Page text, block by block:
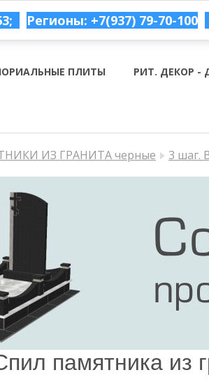
Регионы: +7(937) 79-70-100
ПЛИТЫ РИТ. ДЕКОР -
ИЗ ГРАНИТА черные 3 шаг.
памятника из